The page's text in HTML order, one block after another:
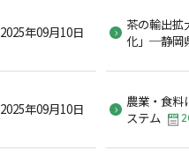
2025年09月10日
茶の輸出拡
化」─静岡
2025年09月10日
農業・食料
ステム